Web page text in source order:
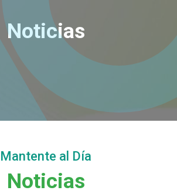
Noticias
Mantente al Día
Noticias